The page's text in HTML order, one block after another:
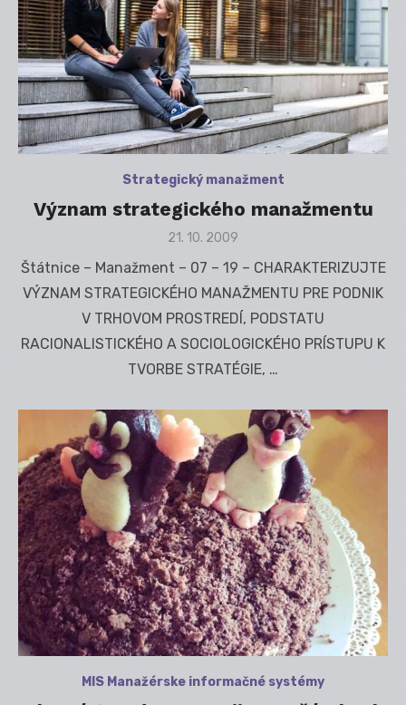
Strategický manažment
Význam strategického manažmentu
Posted
21. 10. 2009
Štátnice – Manažment – 07 – 19 – CHARAKTERIZUJTE
VÝZNAM STRATEGICKÉHO MANAŽMENTU PRE PODNIK
V TRHOVOM PROSTREDÍ, PODSTATU
RACIONALISTICKÉHO A SOCIOLOGICKÉHO PRÍSTUPU K
TVORBE STRATÉGIE, …
MIS Manažérske informačné systémy